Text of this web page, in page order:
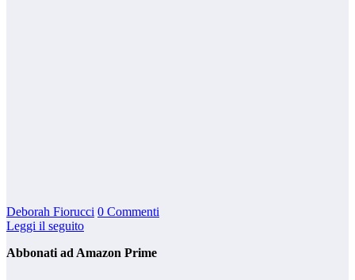
Deborah Fiorucci 0 Commenti
Leggi il seguito
Abbonati ad Amazon Prime